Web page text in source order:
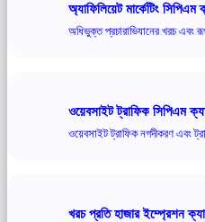
অ্যাফিলিয়েট মার্কেটিং
অধিভুক্ত প্রচারাভিযানের খরচ এবং
ওয়েবসাইট ট্রাফিক সিপিএম
ওয়েবসাইট ট্রাফিক নগদীকরণ এবং
খরচ প্রতি হাজার ইম্প্রেশন